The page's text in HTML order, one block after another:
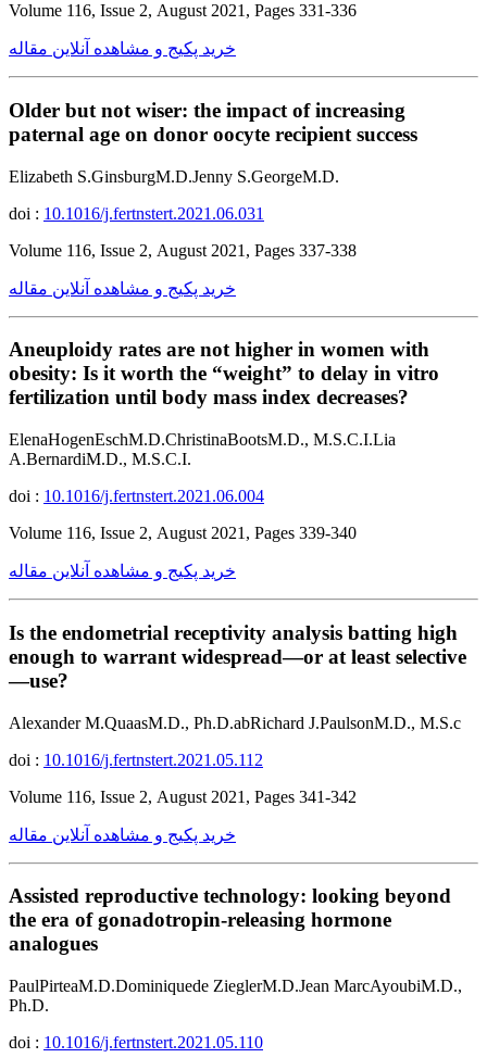
Volume 116, Issue 2, August 2021, Pages 331-336
خرید پکیج و مشاهده آنلاین مقاله
Older but not wiser: the impact of increasing
paternal age on donor oocyte recipient success
Elizabeth S.GinsburgM.D.Jenny S.GeorgeM.D.
doi : 10.1016/j.fertnstert.2021.06.031
Volume 116, Issue 2, August 2021, Pages 337-338
خرید پکیج و مشاهده آنلاین مقاله
Aneuploidy rates are not higher in women with
obesity: Is it worth the “weight” to delay in vitro
fertilization until body mass index decreases?
ElenaHogenEschM.D.ChristinaBootsM.D., M.S.C.I.Lia
A.BernardiM.D., M.S.C.I.
doi : 10.1016/j.fertnstert.2021.06.004
Volume 116, Issue 2, August 2021, Pages 339-340
خرید پکیج و مشاهده آنلاین مقاله
Is the endometrial receptivity analysis batting high
enough to warrant widespread—or at least selective
—use?
Alexander M.QuaasM.D., Ph.D.abRichard J.PaulsonM.D., M.S.c
doi : 10.1016/j.fertnstert.2021.05.112
Volume 116, Issue 2, August 2021, Pages 341-342
خرید پکیج و مشاهده آنلاین مقاله
Assisted reproductive technology: looking beyond
the era of gonadotropin-releasing hormone
analogues
PaulPirteaM.D.Dominiquede ZieglerM.D.Jean MarcAyoubiM.D.,
Ph.D.
doi : 10.1016/j.fertnstert.2021.05.110